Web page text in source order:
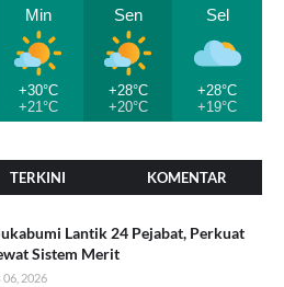
Min
+30°C
+21°C
Sen
+28°C
+20°C
Sel
+28°C
+19°C
TERKINI KOMENTAR
Lantik 24 Pejabat, Perkuat
Sistem Merit
06, 2026